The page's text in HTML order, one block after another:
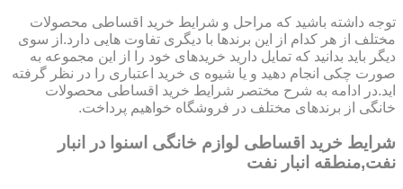
توجه داشته باشید که مراحل و شرایط خرید اقساطی محصولات
مختلف از هر کدام از این برندها با دیگری تفاوت هایی دارد.از سوی
دیگر باید بدانید که تمایل دارید خریدهای خود را از این مجموعه به
صورت چکی انجام دهید و یا شیوه ی خرید اعتباری را در نظر گرفته
اید.در ادامه به شرح مختصر شرایط خرید اقساطی محصولات
خانگی از برندهای مختلف در فروشگاه خواهیم پرداخت.
شرایط خرید اقساطی لوازم خانگی اسنوا در انبار
نفت,منطقه انبار نفت